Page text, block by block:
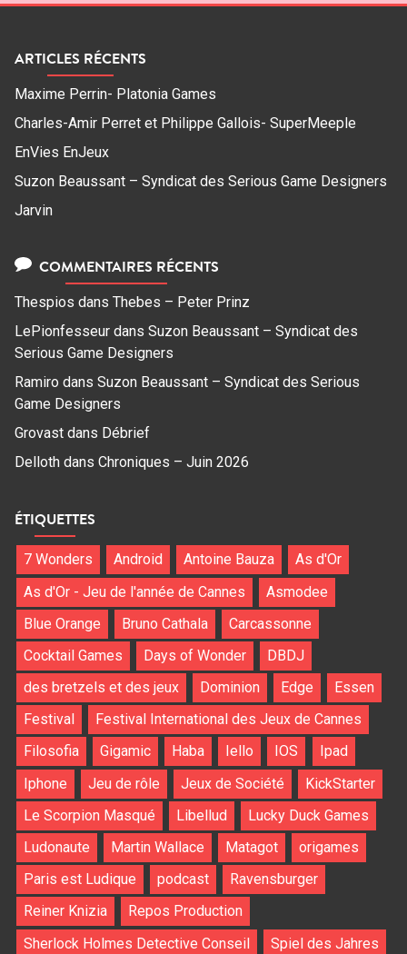
ARTICLES RÉCENTS
Maxime Perrin- Platonia Games
Charles-Amir Perret et Philippe Gallois- SuperMeeple
EnVies EnJeux
Suzon Beaussant – Syndicat des Serious Game Designers
Jarvin
COMMENTAIRES RÉCENTS
Thespios dans Thebes – Peter Prinz
LePionfesseur dans Suzon Beaussant – Syndicat des
Serious Game Designers
Ramiro dans Suzon Beaussant – Syndicat des Serious
Game Designers
Grovast dans Débrief
Delloth dans Chroniques – Juin 2026
ÉTIQUETTES
7 Wonders Android Antoine Bauza
As d'Or
As d'Or - Jeu de l'année de Cannes
Asmodee
Blue Orange
Bruno Cathala
Carcassonne
Cocktail Games
Days of Wonder
DBDJ
des bretzels et des jeux
Dominion Edge
Essen
Festival
Festival International des Jeux de Cannes
Filosofia
Gigamic Haba Iello IOS
Ipad
Iphone
Jeu de rôle Jeux de Société
KickStarter
Le Scorpion Masqué
Libellud
Lucky Duck Games
Ludonaute
Martin Wallace Matagot
origames
Paris est Ludique
podcast
Ravensburger
Reiner Knizia
Repos Production
Sherlock Holmes Detective Conseil
Spiel des Jahres